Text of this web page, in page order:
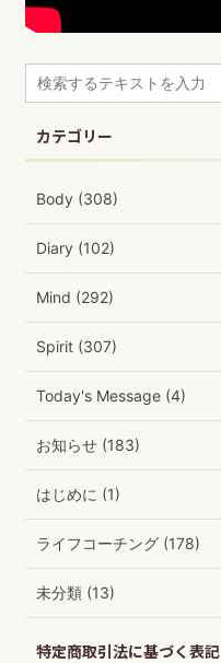
カテゴリー
Body (308)
Diary (102)
Mind (292)
Spirit (307)
Today's Message (4)
お知らせ (183)
はじめに (1)
ライフコーチング (178)
未分類 (13)
特定商取引法に基づく表記